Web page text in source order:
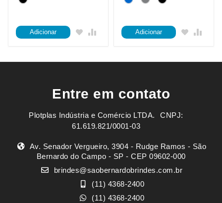
Adicionar Adicionar
Entre em contato
Plotplas Indústria e Comércio LTDA. ㅤㅤㅤ CNPJ:
61.619.821/0001-03
Av. Senador Vergueiro, 3904 - Rudge Ramos - São
Bernardo do Campo - SP - CEP 09602-000
brindes@saobernardobrindes.com.br
(11) 4368-2400
(11) 4368-2400